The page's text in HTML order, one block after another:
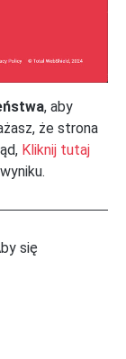
, aby
że strona
Kliknij tutaj
się